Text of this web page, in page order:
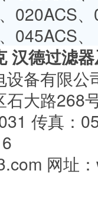
、 020ACS、
、 045ACS、
汉德过滤器
设备有限公
石大路268
传真：
网址：